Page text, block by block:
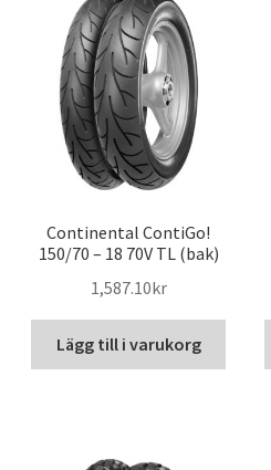
Continental ContiGo!
150/70 – 18 70V TL (bak)
1,587.10kr
Lägg till i varukorg